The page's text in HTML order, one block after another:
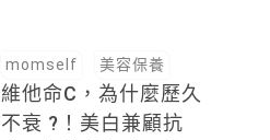
momself 美容保養
維他命C，為什麼歷久
不衰 ?！美白兼顧抗